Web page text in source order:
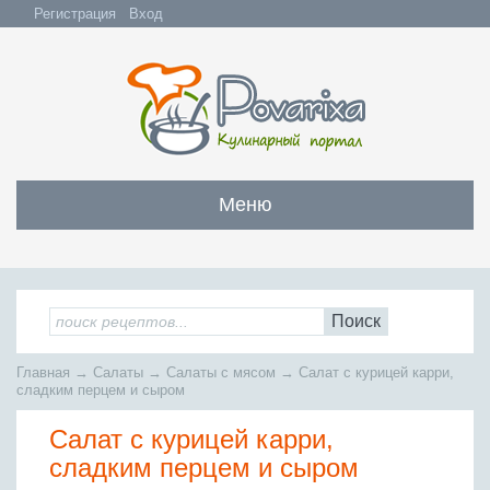
Регистрация Вход
Меню
Закуски
Все закуски
Бутерброды и сэндвичи
С мясом и субпродуктами
С рыбой и морепродуктами
Овощные и грибные
Заливные блюда
Салаты
Все салаты
Салаты с мясом
Овощные салаты
Супы
Все супы
Бульоны
Заправочные супы
Мясо
Всё мясо
Жареное мясо
Рыба
Поиск
Главная → Салаты → Салаты с мясом → Салат с курицей карри,
сладким перцем и сыром
Салат с курицей карри,
сладким перцем и сыром